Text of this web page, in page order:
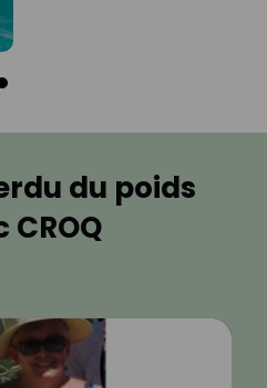
du poids
CROQ